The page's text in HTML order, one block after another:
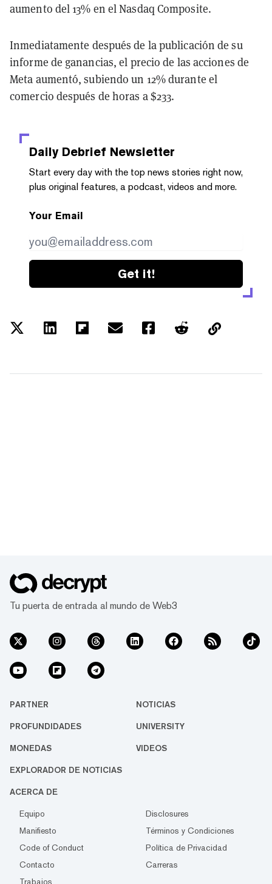
aumento del 13% en el Nasdaq Composite.
Inmediatamente después de la publicación de su
informe de ganancias, el precio de las acciones de
Meta aumentó, subiendo un 12% durante el
comercio después de horas a $233.
Daily Debrief Newsletter
Start every day with the top news stories right now,
plus original features, a podcast, videos and more.
Your Email
Get it!
Tu puerta de entrada al mundo de Web3
PARTNER NOTICIAS
PROFUNDIDADES UNIVERSITY
MONEDAS VIDEOS
EXPLORADOR DE NOTICIAS
ACERCA DE
Equipo
Disclosures
Manifiesto
Términos y Condiciones
Code of Conduct
Política de Privacidad
Contacto
Carreras
Trabajos